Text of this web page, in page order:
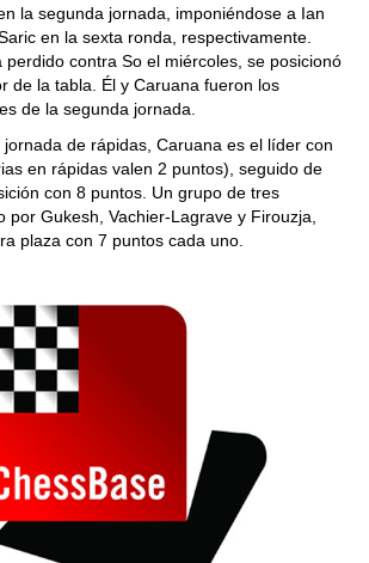
la segunda jornada, imponiéndose a Ian
en la sexta ronda, respectivamente.
contra So el miércoles, se posicionó
de la tabla. Él y Caruana fueron los
de la segunda jornada.
de rápidas, Caruana es el líder con
en rápidas valen 2 puntos), seguido de
con 8 puntos. Un grupo de tres
por Gukesh, Vachier-Lagrave y Firouzja,
plaza con 7 puntos cada uno.